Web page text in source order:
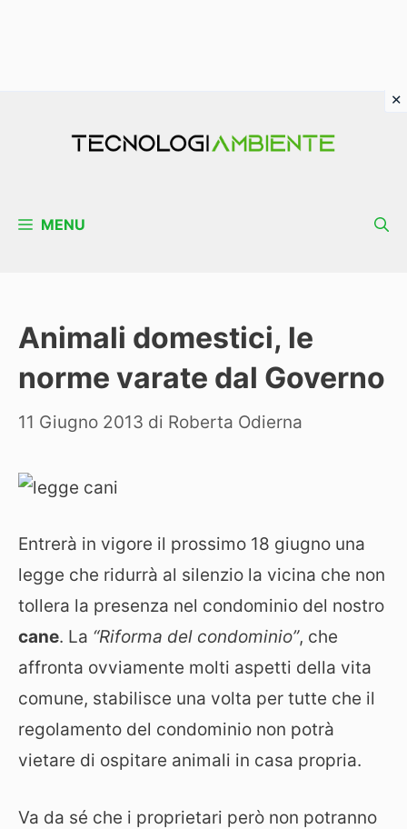
MENU
Animali domestici, le
norme varate dal Governo
11 Giugno 2013 di Roberta Odierna
Entrerà in vigore il prossimo 18 giugno una
legge che ridurrà al silenzio la vicina che non
tollera la presenza nel condominio del nostro
cane. La “Riforma del condominio”, che
affronta ovviamente molti aspetti della vita
comune, stabilisce una volta per tutte che il
regolamento del condominio non potrà
vietare di ospitare animali in casa propria.
Va da sé che i proprietari però non potranno